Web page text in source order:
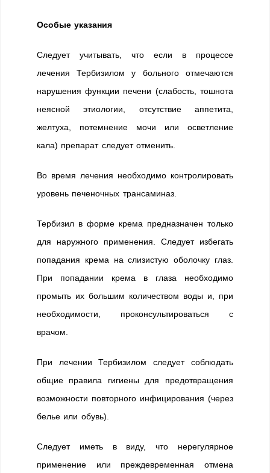
Особые указания
Следует учитывать, что если в процессе
лечения Тербизилом у больного отмечаются
нарушения функции печени (слабость, тошнота
неясной этиологии, отсутствие аппетита,
желтуха, потемнение мочи или осветление
кала) препарат следует отменить.
Во время лечения необходимо контролировать
уровень печеночных трансаминаз.
Тербизил в форме крема предназначен только
для наружного применения. Следует избегать
попадания крема на слизистую оболочку глаз.
При попадании крема в глаза необходимо
промыть их большим количеством воды и, при
необходимости, проконсультироваться с
врачом.
При лечении Тербизилом следует соблюдать
общие правила гигиены для предотвращения
возможности повторного инфицирования (через
белье или обувь).
Следует иметь в виду, что нерегулярное
применение или преждевременная отмена